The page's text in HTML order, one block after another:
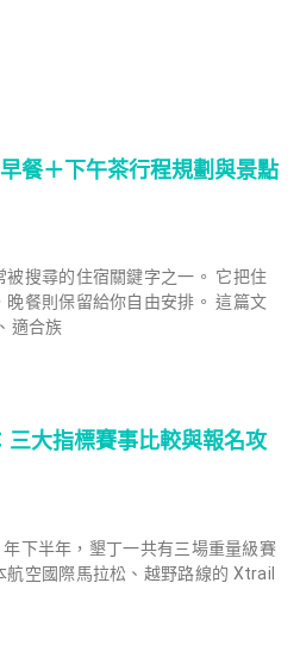
餐＋下午茶行程規劃與景點
被搜尋的住宿關鍵字之一。 它把住
餐則保留給你自由安排。 這篇文
適合族
三大指標賽事比較與報名攻
下半年，墾丁一共有三場重量級賽
空國際馬拉松、越野路線的 Xtrail